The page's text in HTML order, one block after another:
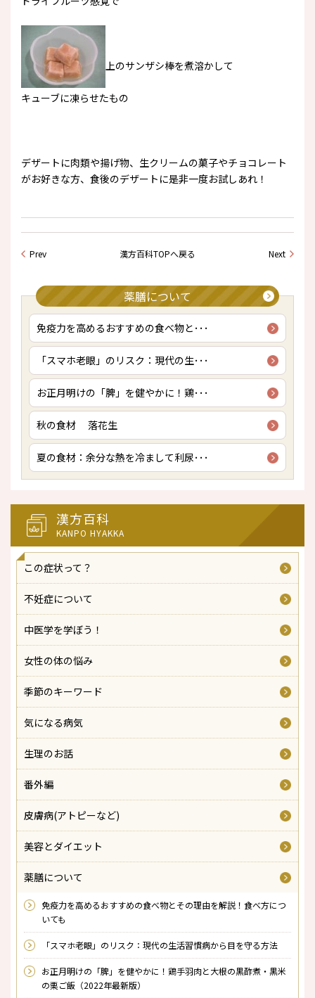
上のサンザシ棒を煮溶かして
キューブに凍らせたもの
デザートに肉類や揚げ物、生クリームの菓子やチョコレート
がお好きな方、食後のデザートに是非一度お試しあれ！
Prev 漢方百科TOPへ戻る Next
薬膳について
免疫力を高めるおすすめの食べ物と･･･
「スマホ老眼」のリスク：現代の生･･･
お正月明けの「脾」を健やかに！鶏･･･
秋の食材 落花生
夏の食材：余分な熱を冷まして利尿･･･
漢方百科
KANPO HYAKKA
この症状って？
不妊症について
中医学を学ぼう！
女性の体の悩み
季節のキーワード
気になる病気
生理のお話
番外編
皮膚病(アトピーなど)
美容とダイエット
薬膳について
免疫力を高めるおすすめの食べ物とその理由を解説！食べ方につ
いても
「スマホ老眼」のリスク：現代の生活習慣病から目を守る方法
お正月明けの「脾」を健やかに！鶏手羽肉と大根の黒酢煮・黒米
の栗ご飯（2022年最新版）